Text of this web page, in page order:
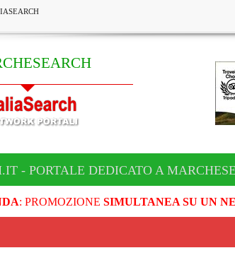
- PORTALE DEDICATO A
: PROMOZIONE SIMULTANEA SU UN